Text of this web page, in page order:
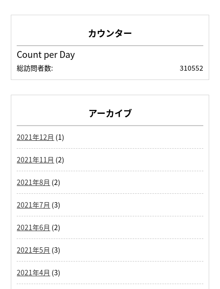
Count per Day
310552
総訪問者数:
アーカイブ
2021年12月 (1)
2021年11月 (2)
2021年8月 (2)
2021年7月 (3)
2021年6月 (2)
2021年5月 (3)
2021年4月 (3)